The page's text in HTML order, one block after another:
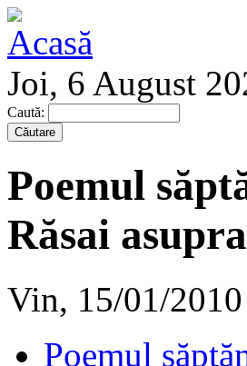
Joi, 6 August
Caută:
Poemul
Răsai
Vin, 15/01/
Poemul